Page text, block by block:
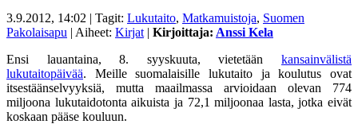
3.9.2012, 14:02 | Tagit: Lukutaito, Matkamuistoja, Suomen
Pakolaisapu | Aiheet: Kirjat | Kirjoittaja: Anssi Kela
Ensi lauantaina, 8. syyskuuta, vietetään kansainvälistä
lukutaitopäivää. Meille suomalaisille lukutaito ja koulutus ovat
itsestäänselvyyksiä, mutta maailmassa arvioidaan olevan 774
miljoona lukutaidotonta aikuista ja 72,1 miljoonaa lasta, jotka eivät
koskaan pääse kouluun.